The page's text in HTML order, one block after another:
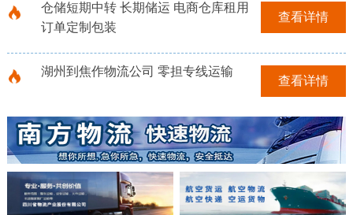
仓储短期中转 长期储运 电商仓库租用
订单定制包装
查看详情
湖州到焦作物流公司 零担专线运输
查看详情